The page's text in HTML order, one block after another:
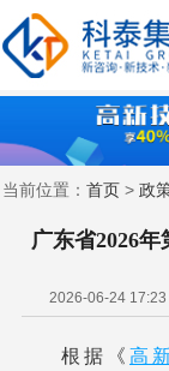
当前位置： 首页 > 政
广东省2026
2026-06-24 17:23
根据《高